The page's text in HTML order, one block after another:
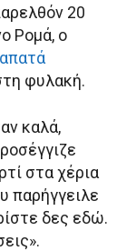
20
Ρομά, ο
φυλακή.
καλά,
στα χέρια
παρήγγειλε
δες εδώ.